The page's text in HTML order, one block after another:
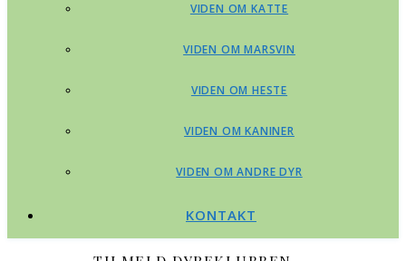
VIDEN OM KATTE
VIDEN OM MARSVIN
VIDEN OM HESTE
VIDEN OM KANINER
VIDEN OM ANDRE DYR
KONTAKT